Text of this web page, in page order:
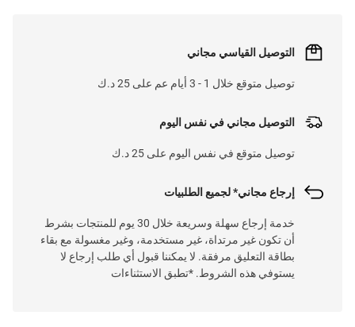
التوصيل القياسي مجاني
توصيل متوقع خلال 1 - 3 أيام عم على 25 د.ك
التوصيل مجاني في نفس اليوم
توصيل متوقع في نفس اليوم على 25 د.ك
إرجاع مجاني* لجميع الطلبيات
خدمة إرجاع سهلة وسريعة خلال 30 يوم للمنتجات بشرط
أن تكون غير مرتداة، غير مستخدمة، وغير مغسولة مع بقاء
بطاقة التعليق مرفقة. لا يمكننا قبول أي طلب إرجاع لا
يستوفي هذه الشروط. *تطبق الاستثناءات